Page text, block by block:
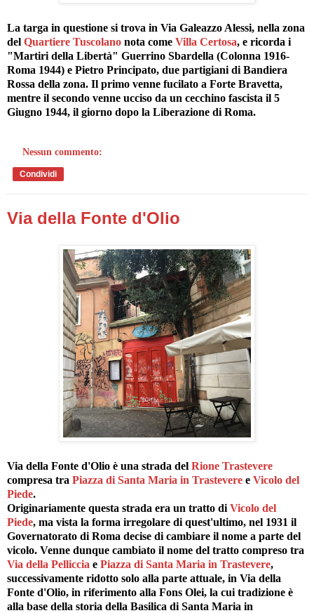
La targa in questione si trova in Via Galeazzo Alessi, nella zona
del Quartiere Tuscolano nota come Villa Certosa, e ricorda i
"Martiri della Libertà" Guerrino Sbardella (Colonna 1916-
Roma 1944) e Pietro Principato, due partigiani di Bandiera
Rossa della zona. Il primo venne fucilato a Forte Bravetta,
mentre il secondo venne ucciso da un cecchino fascista il 5
Giugno 1944, il giorno dopo la Liberazione di Roma.
Nessun commento:
Condividi
Via della Fonte d'Olio
Via della Fonte d'Olio è una strada del Rione Trastevere
compresa tra Piazza di Santa Maria in Trastevere e Vicolo del
Piede.
Originariamente questa strada era un tratto di Vicolo del
Piede, ma vista la forma irregolare di quest'ultimo, nel 1931 il
Governatorato di Roma decise di cambiare il nome a parte del
vicolo. Venne dunque cambiato il nome del tratto compreso tra
Via della Pelliccia e Piazza di Santa Maria in Trastevere,
successivamente ridotto solo alla parte attuale, in Via della
Fonte d'Olio, in riferimento alla Fons Olei, la cui tradizione è
alla base della storia della Basilica di Santa Maria in